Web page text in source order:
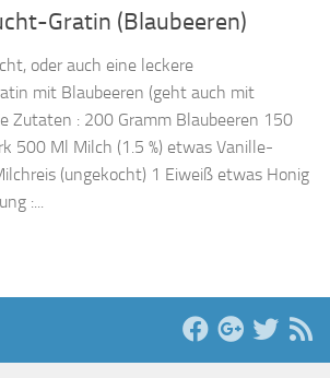
Gratin (Blaubeeren)
oder auch eine leckere
mit Blaubeeren (geht auch mit
Zutaten : 200 Gramm Blaubeeren 150
500 Ml Milch (1.5 %) etwas Vanille-
(ungekocht) 1 Eiweiß etwas Honig
:...